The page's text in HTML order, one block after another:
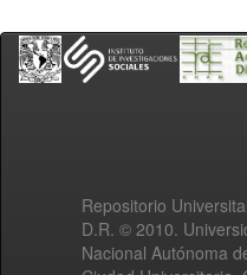
Repositorio
D.R. © 2010.
Nacional Autónoma